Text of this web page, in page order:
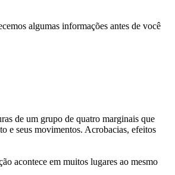
algumas informações antes de você
de um grupo de quatro marginais que
e seus movimentos. Acrobacias, efeitos
acontece em muitos lugares ao mesmo